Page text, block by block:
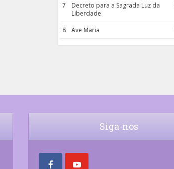
7
Decreto para a Sagrada Luz da
Liberdade
8
Ave Maria
9
Rosário da Criança
Siga-nos